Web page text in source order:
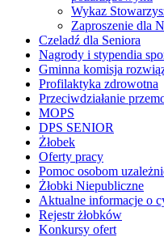
Wykaz
Zaproszenie dla
Czeladź dla Seniora
Nagrody i stypendia
Gminna komisja
Profilaktyka zdrowotna
Przeciwdziałanie
MOPS
DPS SENIOR
Żłobek
Oferty pracy
Pomoc osobom
Żłobki Niepubliczne
Aktualne informacje o
Rejestr żłobków
Konkursy ofert